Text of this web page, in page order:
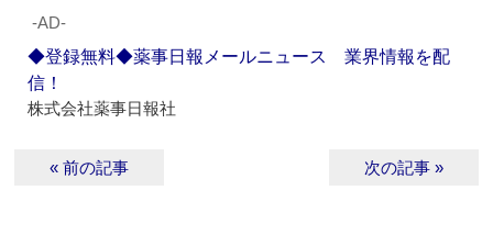
‐AD‐
◆登録無料◆薬事日報メールニュース 業界情報を配
信！
株式会社薬事日報社
« 前の記事 次の記事 »